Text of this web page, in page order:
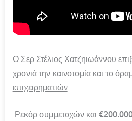
Ο Σερ Στέλιος Χατζηιωάννου
χρονιάτην καινοτομία και το
επιχειρηματιών
Ρεκόρ συμμετοχών και